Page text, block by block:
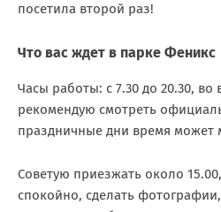
посетила второй раз!
Что вас ждет в парке Феникс
Часы работы: с 7.30 до 20.30, во
рекомендую смотреть
праздничные дни время может
Советую приезжать около
спокойно, сделать фотографии,